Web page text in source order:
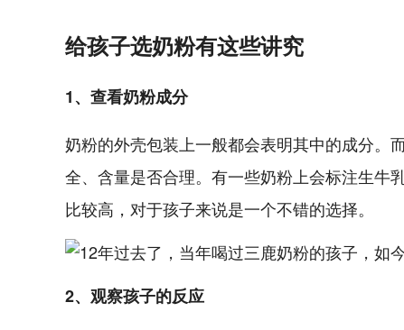
给孩子选奶粉有这些讲究
1、查看奶粉成分
奶粉的外壳包装上一般都会表明其中的成分。
全、含量是否合理。有一些奶粉上会标注生牛
比较高，对于孩子来说是一个不错的选择。
2、观察孩子的反应